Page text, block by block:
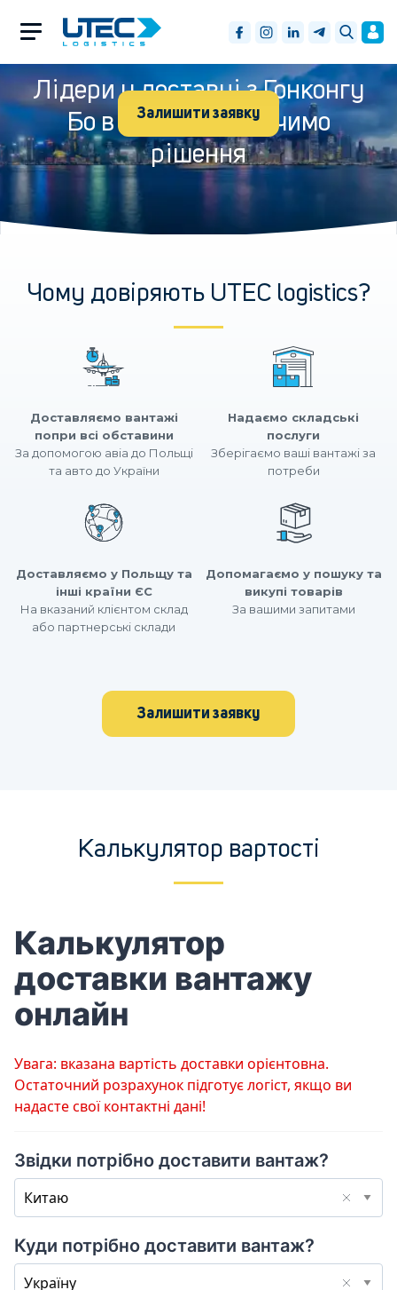
Лідери у доставці з Гонконгу
Бо в проблемах бачимо
рішення
Залишити заявку
Чому довіряють UTEC logistics?
Доставляємо вантажі
попри всі обставини
За допомогою авіа до Польщі
та авто до України
Надаємо складські
послуги
Зберігаємо ваші вантажі за
потреби
Доставляємо у Польщу та
інші країни ЄС
На вказаний клієнтом склад
або партнерські склади
Допомагаємо у пошуку та
викупі товарів
За вашими запитами
Залишити заявку
Калькулятор вартості